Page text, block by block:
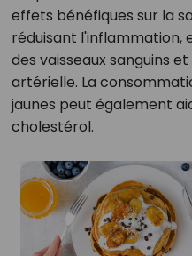
effets bénéfiques sur la
réduisant l'inflammation,
des vaisseaux sanguins
artérielle. La
jaunes peut également
cholestérol.